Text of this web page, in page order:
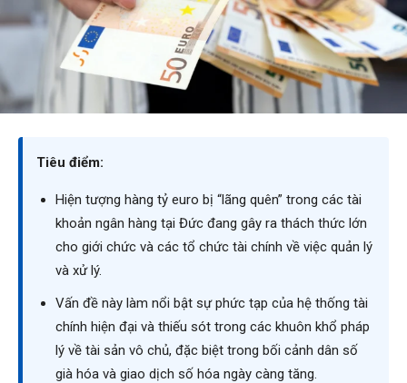
Tiêu điểm:
Hiện tượng hàng tỷ euro bị “lãng quên” trong các tài
khoản ngân hàng tại Đức đang gây ra thách thức lớn
cho giới chức và các tổ chức tài chính về việc quản lý
và xử lý.
Vấn đề này làm nổi bật sự phức tạp của hệ thống tài
chính hiện đại và thiếu sót trong các khuôn khổ pháp
lý về tài sản vô chủ, đặc biệt trong bối cảnh dân số
già hóa và giao dịch số hóa ngày càng tăng.